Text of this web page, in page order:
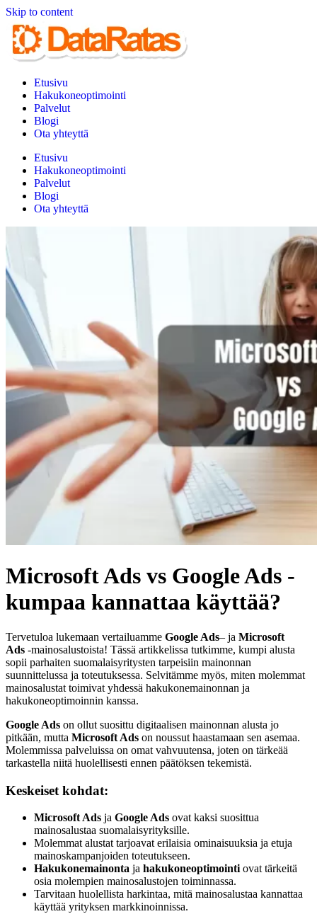
Skip to content
Etusivu
Hakukoneoptimointi
Palvelut
Blogi
Ota yhteyttä
Etusivu
Hakukoneoptimointi
Palvelut
Blogi
Ota yhteyttä
Microsoft Ads vs Google Ads -
kumpaa kannattaa käyttää?
Tervetuloa lukemaan vertailuamme Google Ads– ja Microsoft
Ads -mainosalustoista! Tässä artikkelissa tutkimme, kumpi alusta
sopii parhaiten suomalaisyritysten tarpeisiin mainonnan
suunnittelussa ja toteutuksessa. Selvitämme myös, miten molemmat
mainosalustat toimivat yhdessä hakukonemainonnan ja
hakukoneoptimoinnin kanssa.
Google Ads on ollut suosittu digitaalisen mainonnan alusta jo
pitkään, mutta Microsoft Ads on noussut haastamaan sen asemaa.
Molemmissa palveluissa on omat vahvuutensa, joten on tärkeää
tarkastella niitä huolellisesti ennen päätöksen tekemistä.
Keskeiset kohdat:
Microsoft Ads ja Google Ads ovat kaksi suosittua
mainosalustaa suomalaisyrityksille.
Molemmat alustat tarjoavat erilaisia ominaisuuksia ja etuja
mainoskampanjoiden toteutukseen.
Hakukonemainonta ja hakukoneoptimointi ovat tärkeitä
osia molempien mainosalustojen toiminnassa.
Tarvitaan huolellista harkintaa, mitä mainosalustaa kannattaa
käyttää yrityksen markkinoinnissa.